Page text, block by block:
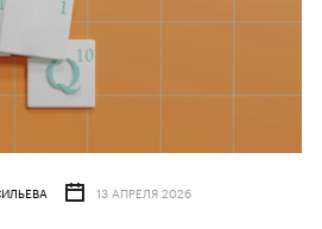
13 АПРЕЛЯ 2026